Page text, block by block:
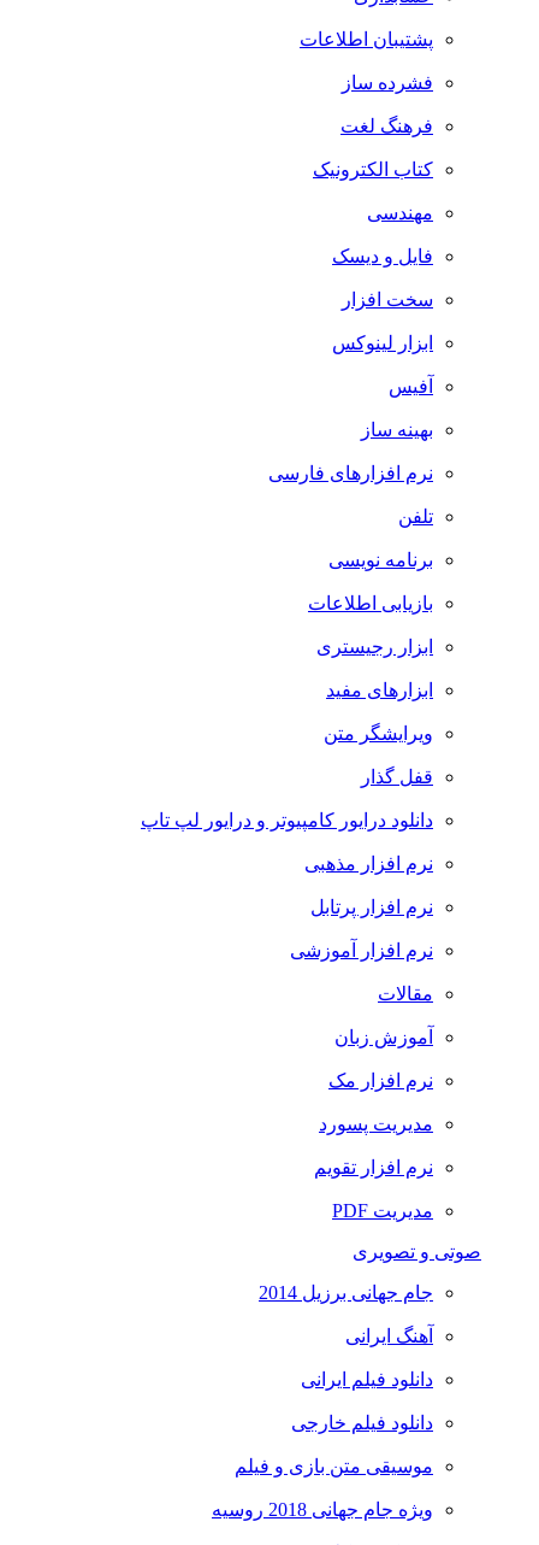
پشتیبان اطلاعات
فشرده ساز
فرهنگ لغت
کتاب الکترونیک
مهندسی
فایل و دیسک
سخت افزار
ابزار لینوکس
آفیس
بهینه ساز
نرم افزارهای فارسی
تلفن
برنامه نویسی
بازیابی اطلاعات
ابزار رجیستری
ابزارهای مفید
ویرایشگر متن
قفل گذار
دانلود درایور کامپیوتر و درایور لپ تاپ
نرم افزار مذهبی
نرم افزار پرتابل
نرم افزار آموزشی
مقالات
آموزش زبان
نرم افزار مک
مدیریت پسورد
نرم افزار تقویم
مدیریت PDF
صوتی و تصویری
جام جهانی برزیل 2014
آهنگ ایرانی
دانلود فیلم ایرانی
دانلود فیلم خارجی
موسیقی متن بازی و فیلم
ویژه جام جهانی 2018 روسیه